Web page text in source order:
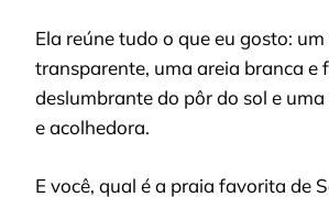
Ela reúne tudo o que eu gosto:
transparente, uma areia branca e
deslumbrante do pôr do sol e
e acolhedora.
E você, qual é a praia favorita de